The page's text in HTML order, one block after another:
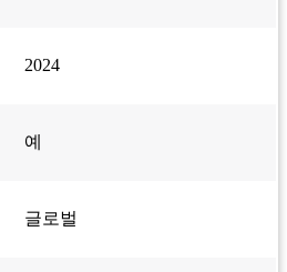
2024
예
글로벌